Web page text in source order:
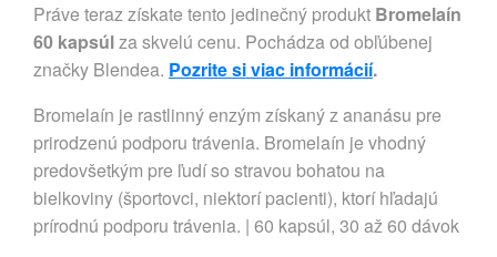
Práve teraz získate tento jedinečný produkt Bromelaín
60 kapsúlza skvelú cenu. Pochádza od obľúbenej
značky Blendea. Pozrite si viac informácií.
Bromelaín je rastlinný enzým získaný z ananásu pre
prirodzenú podporu trávenia. Bromelaín je vhodný
predovšetkým pre ľudí so stravou bohatou na
bielkoviny (športovci, niektorí pacienti), ktorí hľadajú
prírodnú podporu trávenia. | 60 kapsúl, 30 až 60 dávok